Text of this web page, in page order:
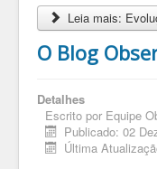
Leia mais:
O Blog
Detalhes
Escrito por Equipe
Publicado: 02
Última